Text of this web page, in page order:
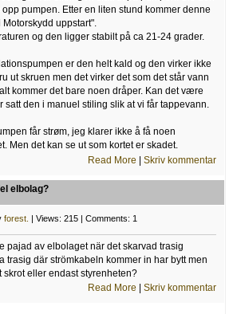
pumpen. Etter en liten stund kommer denne
uppstart".
og den ligger stabilt på ca 21-24 grader.
er den helt kald og den virker ikke
ut skruen men det virker det som det står vann
kommer det bare noen dråper. Kan det være
satt den i manuel stiling slik at vi får tappevann.
får strøm, jeg klarer ikke å få noen
Men det kan se ut som kortet er skadet.
Read More |Skriv kommentar
elbolag?
forest. | Views: 215 | Comments: 1
pajad av elbolaget när det skarvad trasig
trasig där strömkabeln kommer in har bytt men
skrot eller endast styrenheten?
Read More |Skriv kommentar